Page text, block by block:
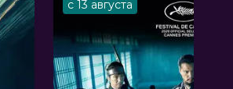
с 13 августа